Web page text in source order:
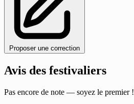
Proposer une correction
Avis des festivaliers
Pas encore de note — soyez le premier !